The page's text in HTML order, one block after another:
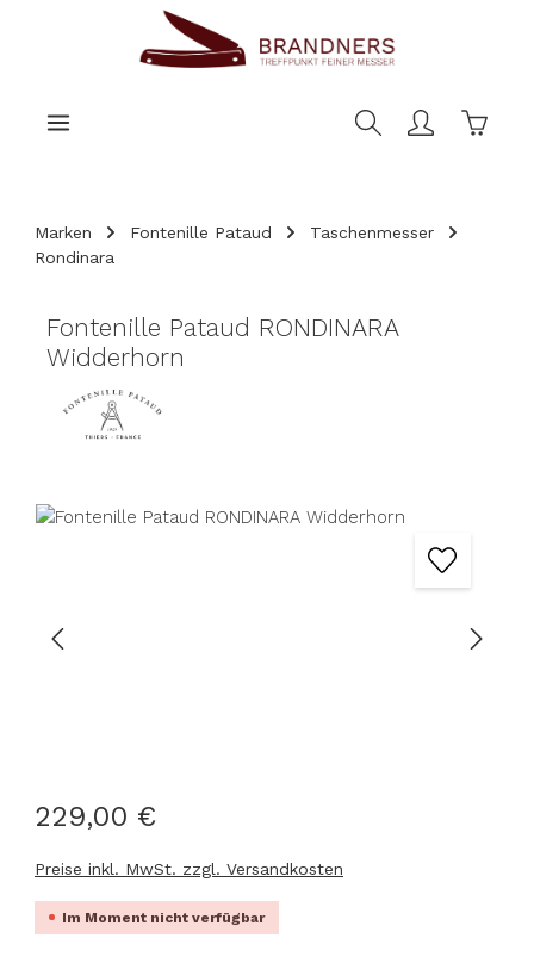
Marken Fontenille Pataud
Taschenmesser
Rondinara
Fontenille Pataud RONDINARA
Widderhorn
Bildergalerie überspringen
229,00 €
Preise inkl. MwSt. zzgl. Versandkosten
Im Moment nicht verfügbar